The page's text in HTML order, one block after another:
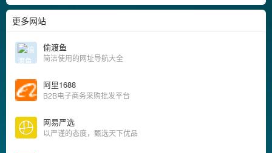
更多网站
偷渡鱼
简洁使用的网址导航大全
阿里1688
B2B电子商务采购批发平台
网易严选
以严谨的态度，甄选天下优品